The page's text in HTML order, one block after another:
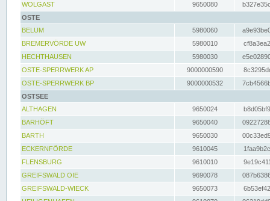
WOLGAST
9650080
OSTE
BELUM
5980060
BREMERVÖRDE UW
5980010
HECHTHAUSEN
5980030
OSTE-SPERRWERK AP
9000000590
OSTE-SPERRWERK BP
9000000532
OSTSEE
ALTHAGEN
9650024
BARHÖFT
9650040
BARTH
9650030
ECKERNFÖRDE
9610045
FLENSBURG
9610010
GREIFSWALD OIE
9690078
GREIFSWALD-WIECK
9650073